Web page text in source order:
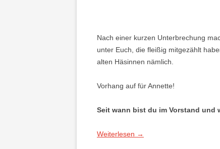
Nach einer kurzen Unterbrechung
unter Euch, die fleißig mitgezählt
alten Häsinnen nämlich.
Vorhang auf für Annette!
Seit wann bist du im Vorstand und
Weiterlesen →